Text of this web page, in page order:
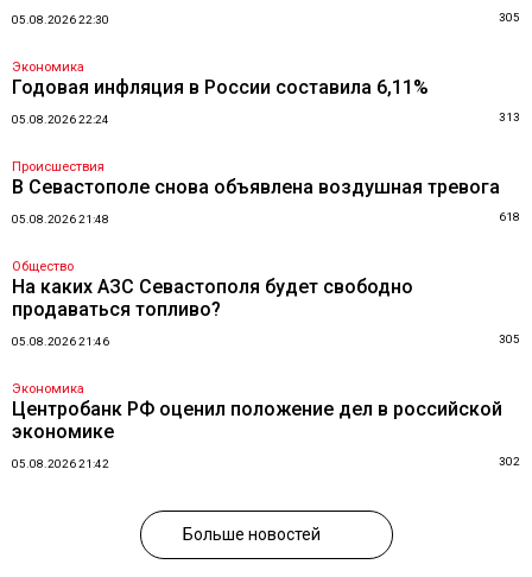
05.08.2026 22:30 305
Экономика
Годовая инфляция в России составила 6,11%
05.08.2026 22:24 313
Происшествия
В Севастополе снова объявлена воздушная тревога
05.08.2026 21:48 618
Общество
На каких АЗС Севастополя будет свободно
продаваться топливо?
05.08.2026 21:46 305
Экономика
Центробанк РФ оценил положение дел в российской
экономике
05.08.2026 21:42 302
Больше новостей